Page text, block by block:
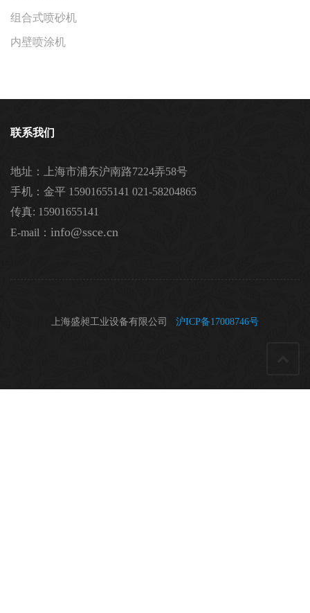
组合式喷砂机
内壁喷涂机
联系我们
地址：上海市浦东沪南路7224弄58号
手机：金平 15901655141 021-58204865
传真: 15901655141
E-mail： info@ssce.cn
上海盛昶工业设备有限公司 沪ICP备17008746号